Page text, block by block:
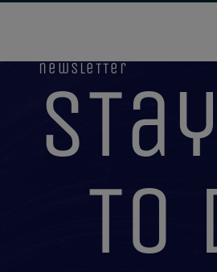
newsletter
to